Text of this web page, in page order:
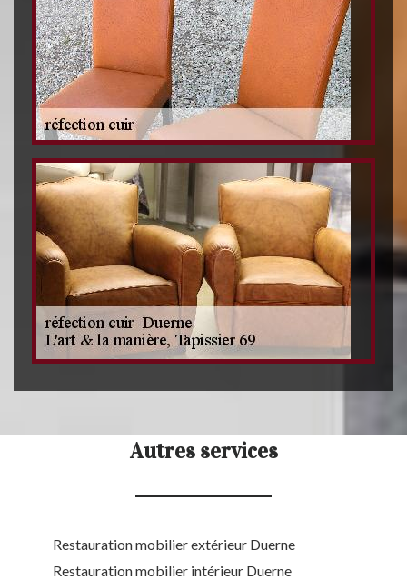
Autres services
Restauration mobilier extérieur Duerne
Restauration mobilier intérieur Duerne